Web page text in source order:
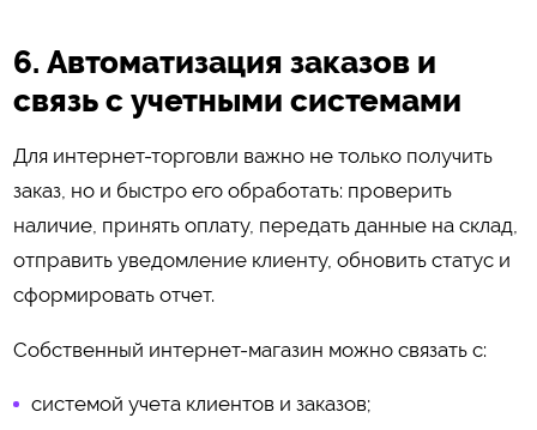
6. Автоматизация заказов и
связь с учетными системами
Для интернет-торговли важно не только получить
заказ, но и быстро его обработать: проверить
наличие, принять оплату, передать данные на склад,
отправить уведомление клиенту, обновить статус и
сформировать отчет.
Собственный интернет-магазин можно связать с:
системой учета клиентов и заказов;